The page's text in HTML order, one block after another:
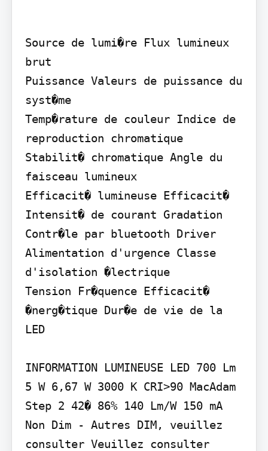
Source de lumi�re Flux lumineux
brut
Puissance Valeurs de puissance du
syst�me
Temp�rature de couleur Indice de
reproduction chromatique
Stabilit� chromatique Angle du
faisceau lumineux
Efficacit� lumineuse Efficacit�
Intensit� de courant Gradation
Contr�le par bluetooth Driver
Alimentation d'urgence Classe
d'isolation �lectrique
Tension Fr�quence Efficacit�
�nerg�tique Dur�e de vie de la
LED
INFORMATION LUMINEUSE LED 700 Lm
5 W 6,67 W 3000 K CRI>90 MacAdam
Step 2 42� 86% 140 Lm/W 150 mA
Non Dim - Autres DIM, veuillez
consulter Veuillez consulter